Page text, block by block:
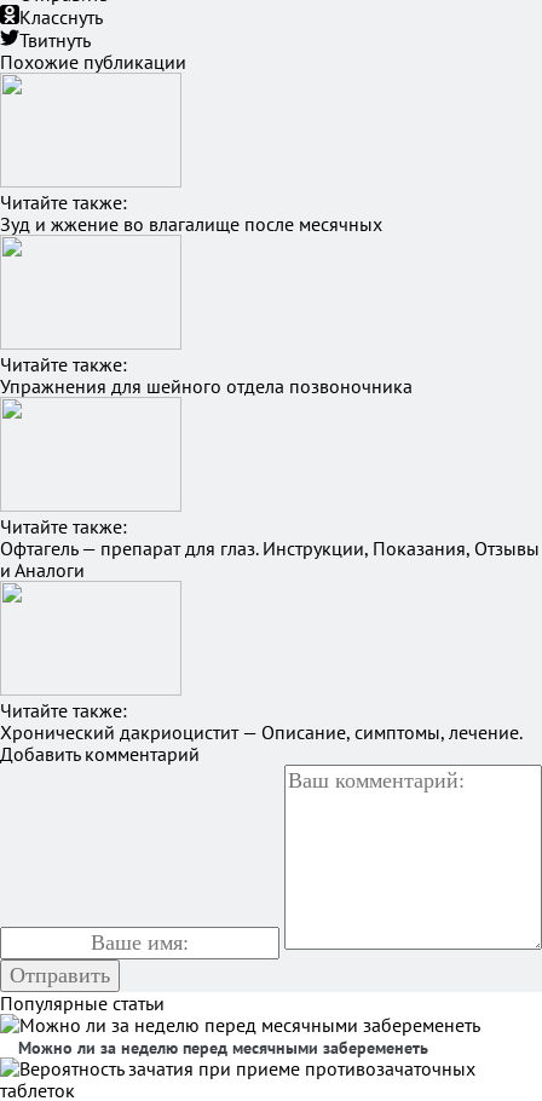
Класснуть
Твитнуть
Похожие публикации
Читайте также:
Зуд и жжение во влагалище после месячных
Читайте также:
Упражнения для шейного отдела позвоночника
Читайте также:
Офтагель — препарат для глаз. Инструкции, Показания, Отзывы
и Аналоги
Читайте также:
Хронический дакриоцистит — Описание, симптомы, лечение.
Добавить комментарий
Популярные статьи
Можно ли за неделю перед месячными забеременеть